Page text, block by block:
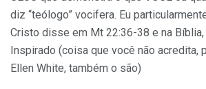
diz “teólogo” vocifera. Eu
Cristo disse em Mt 22:36-38 e na
Inspirado (coisa que você não acredita,
Ellen White, também o são)